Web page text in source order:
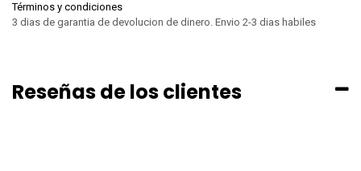
Términos y condiciones
3 dias de garantia de devolucion de dinero. Envio 2-3 dias habiles
Reseñas de los clientes